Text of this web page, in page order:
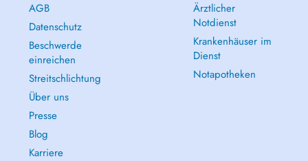
AGB
Datenschutz
Beschwerde
einreichen
Streitschlichtung
Über uns
Presse
Blog
Karriere
Ärztlicher
Notdienst
Krankenhäuser im
Dienst
Notapotheken